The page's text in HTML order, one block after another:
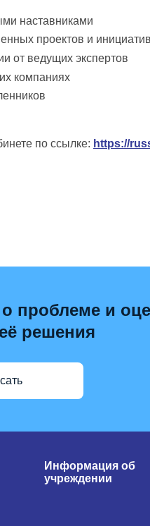
наставниками
проектов и инициатив
от ведущих экспертов
компаниях
по ссылке: https://
проблеме и
решения
Информация об
учреждении